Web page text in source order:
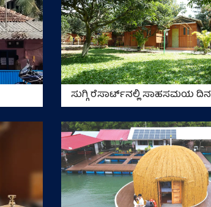
ಸುಗ್ಗಿ ರೆಸಾರ್ಟ್‌ನಲ್ಲಿ ಸಾಹಸಮಯ ದಿನ